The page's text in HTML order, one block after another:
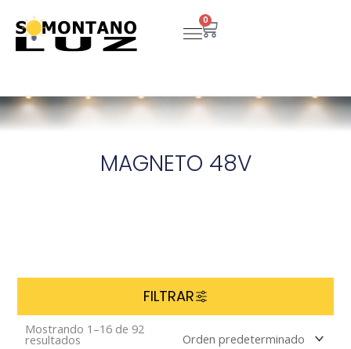
contenido
0
Carrito
MAGNETO 48V
FILTRAR
Mostrando 1–16 de 92
resultados